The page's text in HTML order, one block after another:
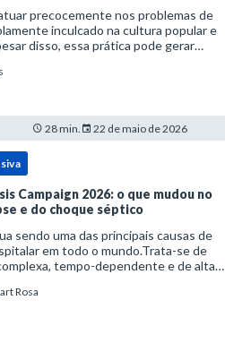
precocemente nos problemas de
inculcado na cultura popular e
disso, essa prática pode gerar
advir de prevenção excessiva
28 min. 22 de maio de 2026
Campaign 2026: o que mudou no
e do choque séptico
sendo uma das principais causas de
em todo o mundo.Trata-se de
tempo-dependente e de alta
são determinantes para o desfe
Rosa